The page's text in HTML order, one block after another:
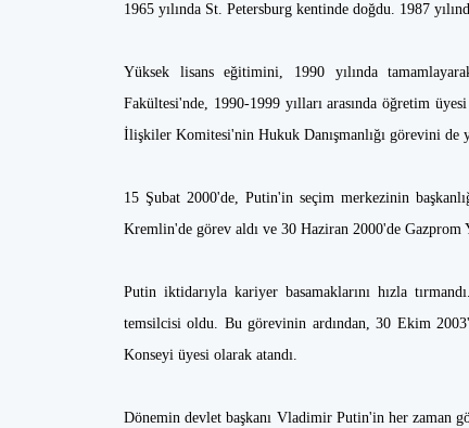
1965 yılında St. Petersburg kentinde doğdu. 1987
Yüksek lisans eğitimini, 1990 yılında
Fakültesi'nde, 1990-1999 yılları arasında öğretim
İlişkiler Komitesi'nin Hukuk Danışmanlığı görevini de
15 Şubat 2000'de, Putin'in seçim merkezinin
Kremlin'de görev aldı ve 30 Haziran 2000'de Gazprom
Putin iktidarıyla kariyer basamaklarını hızla
temsilcisi oldu. Bu görevinin ardından, 30 Ekim
Konseyi üyesi olarak atandı.
Dönemin devlet başkanı Vladimir Putin'in her zaman